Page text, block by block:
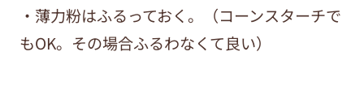
・薄力粉はふるっておく。（コーンスターチで
もOK。その場合ふるわなくて良い）